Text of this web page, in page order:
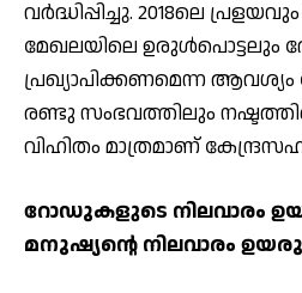
വര്‍ദ്ധിപ്പിച്ചു. 2018ലെ
മേഖലയിലെ ഉരുള്‍പൊട്ടലും
പ്രഖ്യാപിക്കണമെന്ന ആവശ്യം
രണ്ടു സംഭവത്തിലും
വിഹിതം മാത്രമാണ്
റോഡുകളുടെ നിലവാരം
മനുഷ്യന്റെ നിലവാരം